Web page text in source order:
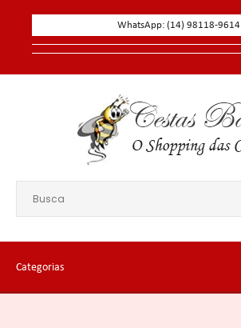
WhatsApp: (14) 98118-9614
Categorias